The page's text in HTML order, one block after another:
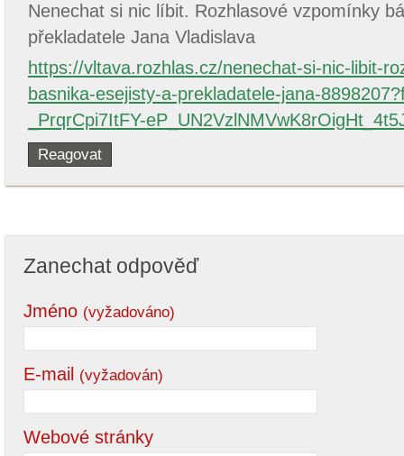
Nenechat si nic líbit. Rozhlasové vzpomínky
překladatele Jana Vladislava
https://vltava.rozhlas.cz/nenechat-si-nic-libit-
basnika-esejisty-a-prekladatele-jana-
_PrqrCpi7ItFY-
Reagovat
Zanechat odpověď
Jméno (vyžadováno)
E-mail (vyžadován)
Webové stránky